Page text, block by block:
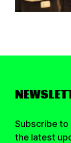
Subscribe
the latest